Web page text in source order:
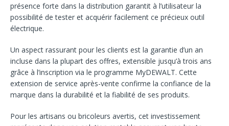
présence forte dans la distribution garantit à l’utilisateur la
possibilité de tester et acquérir facilement ce précieux outil
électrique.
Un aspect rassurant pour les clients est la garantie d’un an
incluse dans la plupart des offres, extensible jusqu’à trois ans
grâce à l’inscription via le programme MyDEWALT. Cette
extension de service après-vente confirme la confiance de la
marque dans la durabilité et la fiabilité de ses produits.
Pour les artisans ou bricoleurs avertis, cet investissement